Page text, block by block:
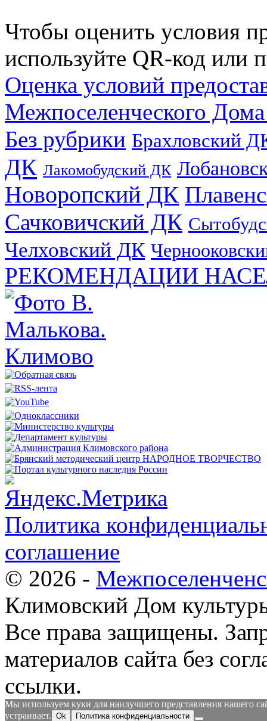
Чтобы оценить условия
используйте QR-код или
Оценка условий
Межпоселенческого
Без рубрики Брахловский
ДК Лакомобудский ДК
Новоропский ДК
Сачковичский ДК
Челховский ДК
РЕКОМЕНДАЦИИ
Политика
соглашение
© 2026 -
Климовский Дом
Все права защищены.
материалов сайта без
ссылки.
Мы используем куки для наилучшего представления нашего
устраивает. Ok Политика конфиденциальности